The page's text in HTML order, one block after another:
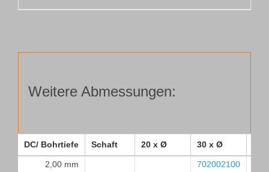
Weitere Abmessungen:
DC/ Bohrtiefe Schaft 20 x Ø 30 x Ø
2,00 mm 702002100